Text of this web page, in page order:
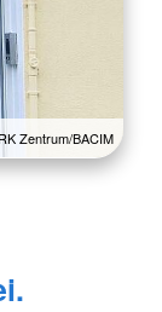
Zentrum/BACIM